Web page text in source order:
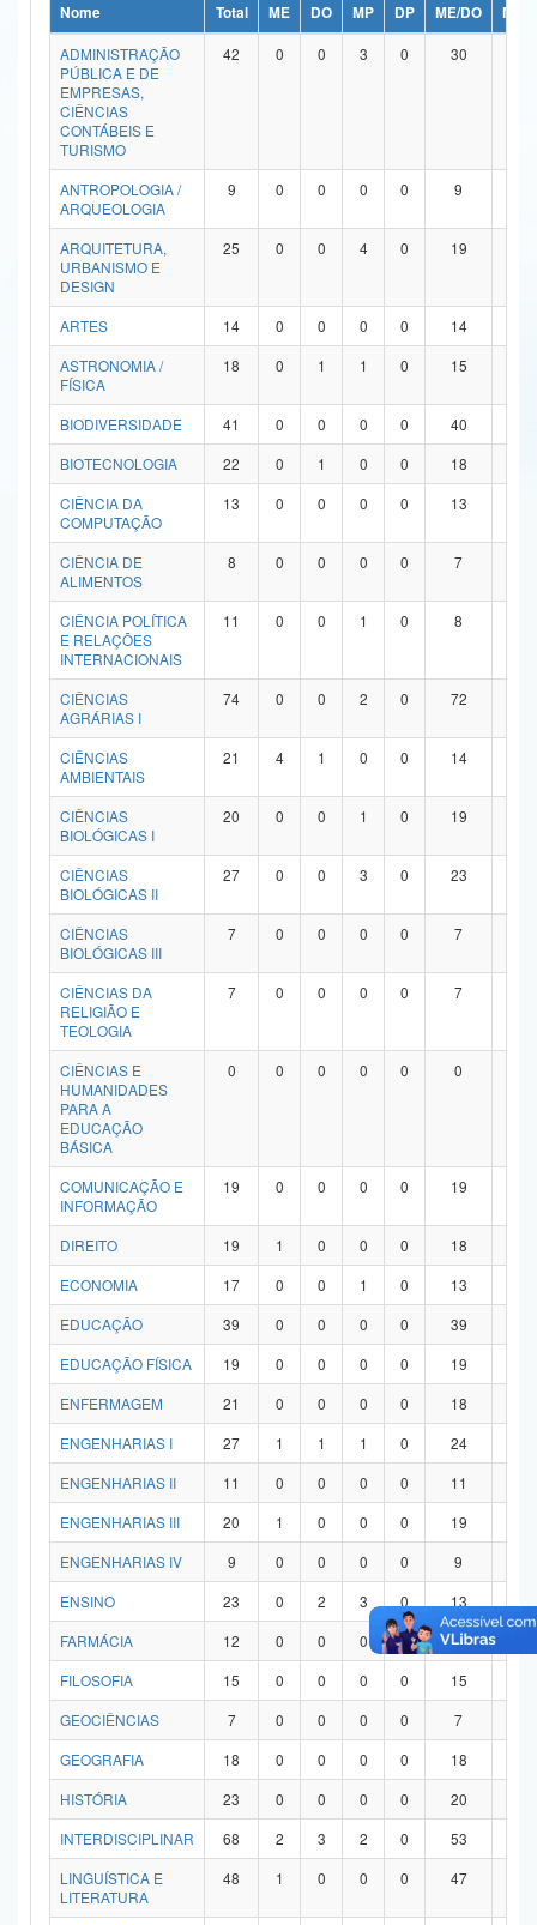
Ministério da Ciência, Tecnologia, Inovações e Comunicações
Ministério do Meio Ambiente
Ministério do Turismo
Ministério do Desenvolvimento Regional
Controladoria-Geral da União
Ministério da Mulher, da Família e dos Direitos Humanos
Secretaria de Governo
Advocacia-Geral da União
Banco Central do Brasil
Nome Total ME DO MP DP ME/DO
MP/
ADMINISTRAÇÃO
PÚBLICA E DE
EMPRESAS,
CIÊNCIAS
CONTÁBEIS E
TURISMO
42 0 0 3 0 30
ANTROPOLOGIA /
ARQUEOLOGIA
9 0 0 0 0 9
ARQUITETURA,
URBANISMO E
DESIGN
25 0 0 4 0 19
ARTES 14 0 0 0 0 14
ASTRONOMIA /
FÍSICA
18 0 1 1 0 15
BIODIVERSIDADE 41 0 0 0 0 40
BIOTECNOLOGIA
22 0 1 0 0 18
CIÊNCIA DA
COMPUTAÇÃO
13 0 0 0 0 13
CIÊNCIA DE
ALIMENTOS
8 0 0 0 0 7
CIÊNCIA POLÍTICA
E RELAÇÕES
INTERNACIONAIS
11 0 0 1 0 8
CIÊNCIAS
AGRÁRIAS I
74 0 0 2 0 72
CIÊNCIAS
AMBIENTAIS
21 4 1 0 0 14
CIÊNCIAS
BIOLÓGICAS I
20 0 0 1 0 19
CIÊNCIAS
BIOLÓGICAS II
27 0 0 3 0 23
CIÊNCIAS
BIOLÓGICAS III
7 0 0 0 0 7
CIÊNCIAS DA
RELIGIÃO E
TEOLOGIA
7 0 0 0 0 7
CIÊNCIAS E
HUMANIDADES
PARA A
EDUCAÇÃO
BÁSICA
0 0 0 0 0 0
COMUNICAÇÃO E
INFORMAÇÃO
19 0 0 0 0 19
DIREITO 19 1 0 0 0 18
ECONOMIA
17 0 0 1 0 13
EDUCAÇÃO
39 0 0 0 0 39
EDUCAÇÃO FÍSICA
19 0 0 0 0 19
ENFERMAGEM
21 0 0 0 0 18
ENGENHARIAS I
27 1 1 1 0 24
ENGENHARIAS II
11 0 0 0 0 11
ENGENHARIAS III
20 1 0 0 0 19
ENGENHARIAS IV
9 0 0 0 0 9
ENSINO
23 0 2 3 0 13
FARMÁCIA
12 0 0 0 0 12
FILOSOFIA
15 0 0 0 0 15
GEOCIÊNCIAS
7 0 0 0 0 7
GEOGRAFIA
18 0 0 0 0 18
HISTÓRIA
23 0 0 0 0 20
INTERDISCIPLINAR
68 2 3 2 0 53
LINGUÍSTICA E
LITERATURA
48 1 0 0 0 47